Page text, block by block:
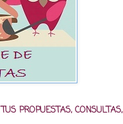
PROPUESTAS, CONSULTAS,